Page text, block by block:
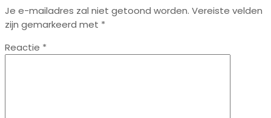
Je e-mailadres zal niet getoond worden. Vereiste velden
zijn gemarkeerd met *
Reactie *